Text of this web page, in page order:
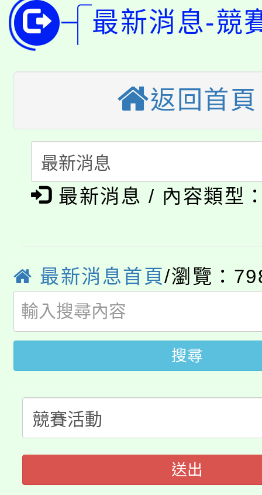
代理(課)教師甄選結果(
轉知中國文化大學推廣
《TA101》溝通分析基
程，歡迎學生輔導中心
心理、諮商輔導、社會
系所師生報名參加。
轉知苗栗縣政府辦理
縣市「校園短影音徵選
門員」簡章及活動海報
踴躍報名參加。
桃園市115學年度學生
「桃園市補助參觀特色
展演活動實施計畫」
115年度「教育部表揚
義教育推展貢獻獎」
「2026 ART TAIPEI臺
博覽會」之「藝術教育
「2026金融保險知識
代理(課)教師甄選結果(
公告本校115學年度第
代理(課)教師甄選結果(
轉知中國文化大學推廣
《TA101》溝通分析基
程，歡迎學生輔導中心
心理、諮商輔導、社會
系所師生報名參加。
轉知苗栗縣政府辦理
縣市「校園短影音徵選
門員」簡章及活動海報
踴躍報名參加。
桃園市115學年度學生
要點
「桃園市補助參觀特色
展演活動實施計畫」
115年度「教育部表揚
義教育推展貢獻獎」
「2026 ART TAIPEI臺
博覽會」之「藝術教育
最新消息-競
返回首頁
最新消息 / 內容類型
最新消息首頁/瀏覽：
搜尋
送出